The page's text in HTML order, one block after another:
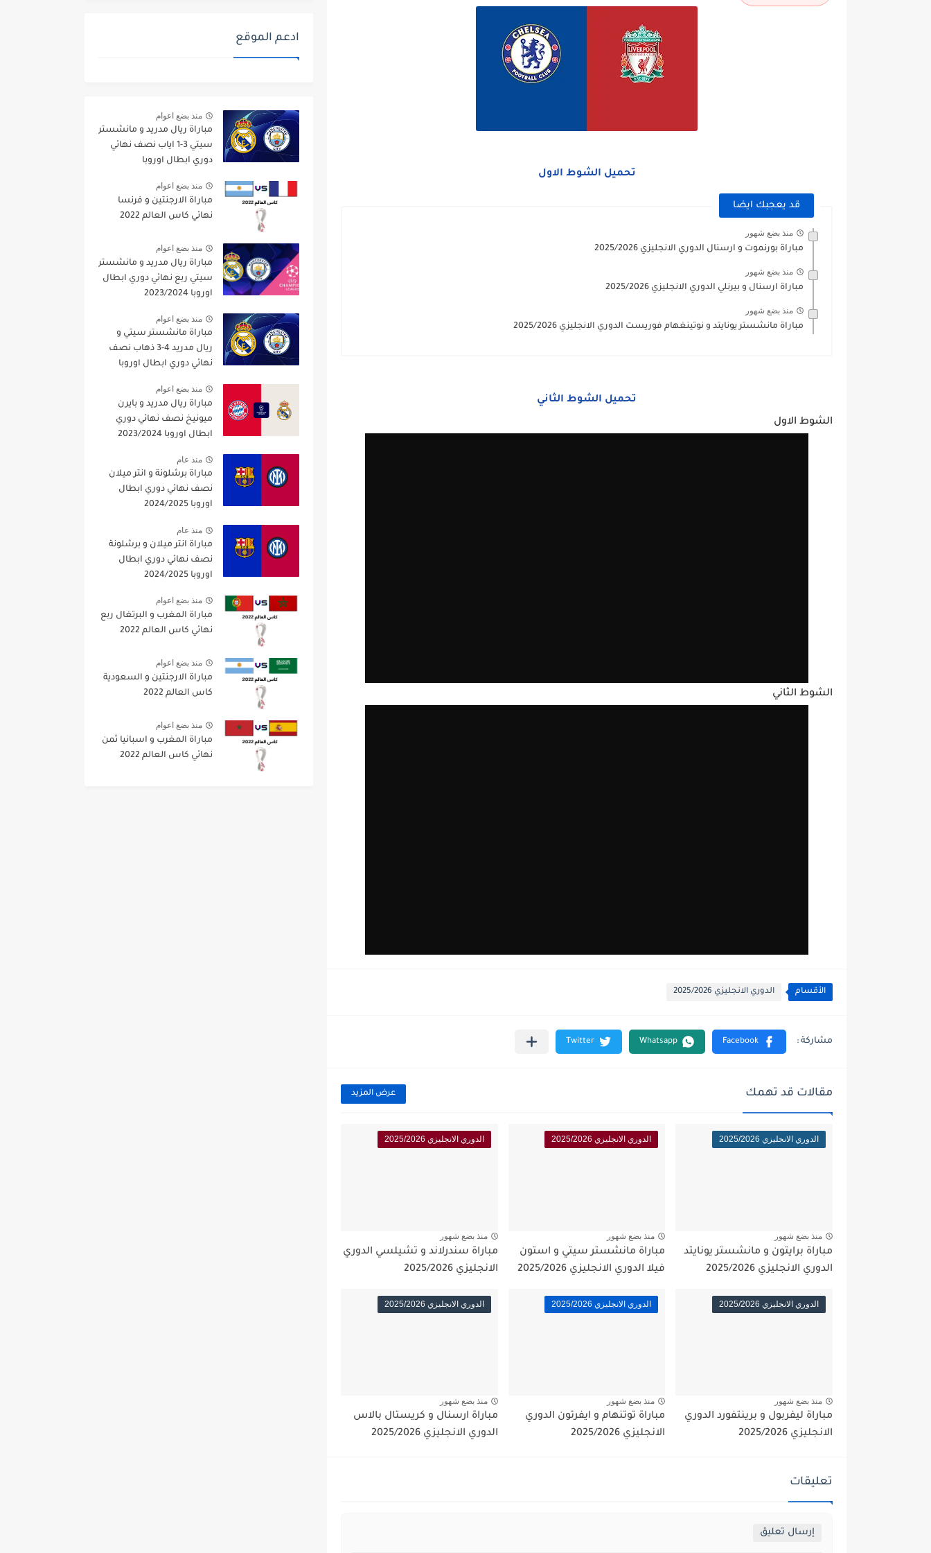
تحميل الشوط الاول
قد يعجبك ايضا
منذ بضع شهور
مباراة بورنموت و ارسنال الدوري الانجليزي 2025/2026
منذ بضع شهور
مباراة ارسنال و بيرنلي الدوري الانجليزي 2025/2026
منذ بضع شهور
مباراة مانشستر يونايتد و نوتينغهام فوريست الدوري الانجليزي 2025/2026
تحميل الشوط الثاني
الشوط الاول
الشوط الثاني
الأقسام الدوري الانجليزي 2025/2026
مقالات قد تهمك عرض المزيد
الدوري الانجليزي 2025/2026
منذ بضع شهور
مباراة برايتون و مانشستر يونايتد
الدوري الانجليزي 2025/2026
الدوري الانجليزي 2025/2026
منذ بضع شهور
مباراة مانشستر سيتي و استون
فيلا الدوري الانجليزي 2025/2026
الدوري الانجليزي 2025/2026
منذ بضع شهور
مباراة سندرلاند و تشيلسي الدوري
الانجليزي 2025/2026
الدوري الانجليزي 2025/2026
منذ بضع شهور
مباراة ليفربول و برينتفورد الدوري
الانجليزي 2025/2026
الدوري الانجليزي 2025/2026
منذ بضع شهور
مباراة توتنهام و ايفرتون الدوري
الانجليزي 2025/2026
الدوري الانجليزي 2025/2026
منذ بضع شهور
مباراة ارسنال و كريستال بالاس
الدوري الانجليزي 2025/2026
تعليقات
إرسال تعليق
ادعم الموقع
منذ بضع اعوام
مباراة ريال مدريد و مانشستر
سيتي 3-1 اياب نصف نهائي
دوري ابطال اوروبا
منذ بضع اعوام
مباراة الارجنتين و فرنسا
نهائي كاس العالم 2022
منذ بضع اعوام
مباراة ريال مدريد و مانشستر
سيتي ربع نهائي دوري ابطال
اوروبا 2023/2024
منذ بضع اعوام
مباراة مانشستر سيتي و
ريال مدريد 4-3 ذهاب نصف
نهائي دوري ابطال اوروبا
منذ بضع اعوام
مباراة ريال مدريد و بايرن
ميونيخ نصف نهائي دوري
ابطال اوروبا 2023/2024
منذ عام
مباراة برشلونة و انتر ميلان
نصف نهائي دوري ابطال
اوروبا 2024/2025
منذ عام
مباراة انتر ميلان و برشلونة
نصف نهائي دوري ابطال
اوروبا 2024/2025
منذ بضع اعوام
مباراة المغرب و البرتغال ربع
نهائي كاس العالم 2022
منذ بضع اعوام
مباراة الارجنتين و السعودية
كاس العالم 2022
منذ بضع اعوام
مباراة المغرب و اسبانيا ثمن
نهائي كاس العالم 2022